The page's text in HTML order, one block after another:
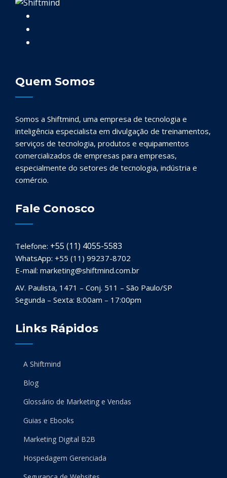
Quem Somos
Somos a Shiftmind, uma empresa de tecnologia e
inteligência especialista em divulgação de treinamentos,
serviços de tecnologia, produtos e equipamentos
comercializados de empresas para empresas,
especialmente do setores de tecnologia, indústria e
comércio.
Fale Conosco
Telefone: +55 (11) 4055-5583
WhatsApp: +55 (11) 99237-8702
E-mail: marketing@shiftmind.com.br
AV. Paulista, 1471 – Conj. 511 – São Paulo/SP
Segunda – Sexta: 8:00am – 17:00pm
Links Rápidos
A Shiftmind
Blog
Glossário de Marketing e Vendas
Guias e Ebooks
Marketing Digital B2B
Hospedagem Gerenciada